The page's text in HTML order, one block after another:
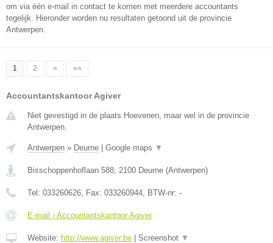
om via één e-mail in contact te komen met meerdere accountants
tegelijk. Hieronder worden nu resultaten getoond uit de provincie
Antwerpen.
1 2 » »»
Accountantskantoor Agiver
Niet gevestigd in de plaats Hoevenen, maar wel in de provincie
Antwerpen.
Antwerpen » Deurne Google maps ▼
Bisschoppenhoflaan 588, 2100 Deurne (Antwerpen)
Tel: 033260626, Fax: 033260944, BTW-nr: -
E-mail › Accountantskantoor Agiver
Website: http://www.agiver.be Screenshot ▼